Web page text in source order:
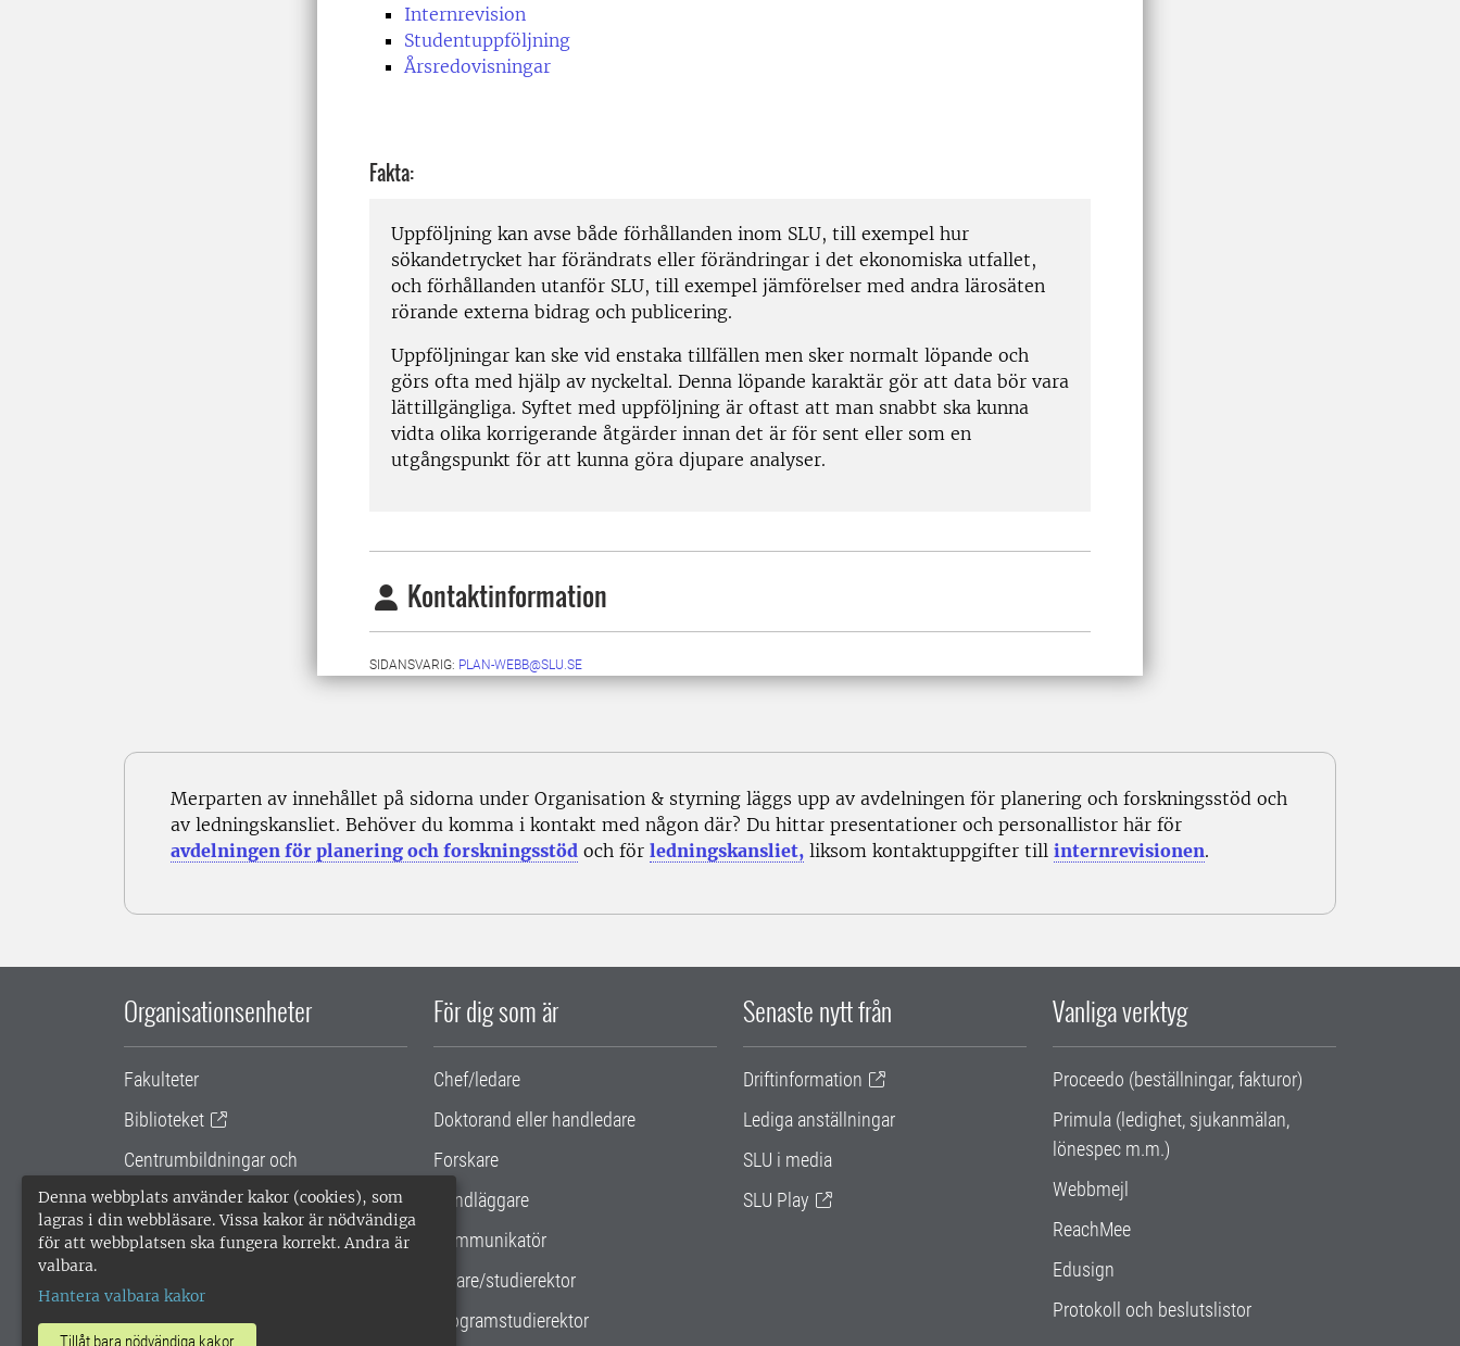
Denna webbplats använder kakor (cookies), som
lagras i din webbläsare. Vissa kakor är nödvändiga
för att webbplatsen ska fungera korrekt. Andra är
valbara.
Hantera valbara kakor
Tillåt bara nödvändiga kakor
Internrevision
Studentuppföljning
Årsredovisningar
Fakta:
Uppföljning kan avse både förhållanden inom SLU, till exempel hur
sökandetrycket har förändrats eller förändringar i det ekonomiska utfallet,
och förhållanden utanför SLU, till exempel jämförelser med andra lärosäten
rörande externa bidrag och publicering.
Uppföljningar kan ske vid enstaka tillfällen men sker normalt löpande och
görs ofta med hjälp av nyckeltal. Denna löpande karaktär gör att data bör vara
lättillgängliga. Syftet med uppföljning är oftast att man snabbt ska kunna
vidta olika korrigerande åtgärder innan det är för sent eller som en
utgångspunkt för att kunna göra djupare analyser.
Kontaktinformation
SIDANSVARIG: PLAN-WEBB@SLU.SE
Merparten av innehållet på sidorna under Organisation & styrning läggs upp av avdelningen för planering och forskningsstöd och
av ledningskansliet. Behöver du komma i kontakt med någon där? Du hittar presentationer och personallistor här för
avdelningen för planering och forskningsstöd och för ledningskansliet, liksom kontaktuppgifter till internrevisionen.
Organisationsenheter
Fakulteter
Biblioteket
Centrumbildningar och
samarbetsprojekt
Gemensamma verksamhetsstödet
För dig som är
Chef/ledare
Doktorand eller handledare
Forskare
Handläggare
Kommunikatör
Lärare/studierektor
Programstudierektor
Senaste nytt från
Driftinformation
Lediga anställningar
SLU i media
SLU Play
Vanliga verktyg
Proceedo (beställningar, fakturor)
Primula (ledighet, sjukanmälan,
lönespec m.m.)
Webbmejl
ReachMee
Edusign
Protokoll och beslutslistor